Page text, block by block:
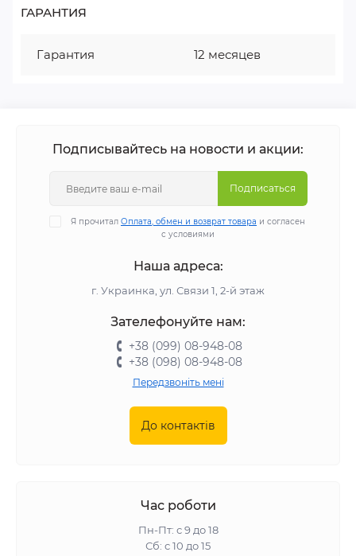
ГАРАНТИЯ
Гарантия 12 месяцев
Подписывайтесь на новости и акции:
Подписаться
Я прочитал Оплата, обмен и возврат товара и согласен
с условиями
Наша адреса:
г. Украинка, ул. Связи 1, 2-й этаж
Зателефонуйте нам:
+38 (099) 08-948-08
+38 (098) 08-948-08
Передзвоніть мені
До контактів
Час роботи
Пн-Пт: с 9 до 18
Сб: с 10 до 15